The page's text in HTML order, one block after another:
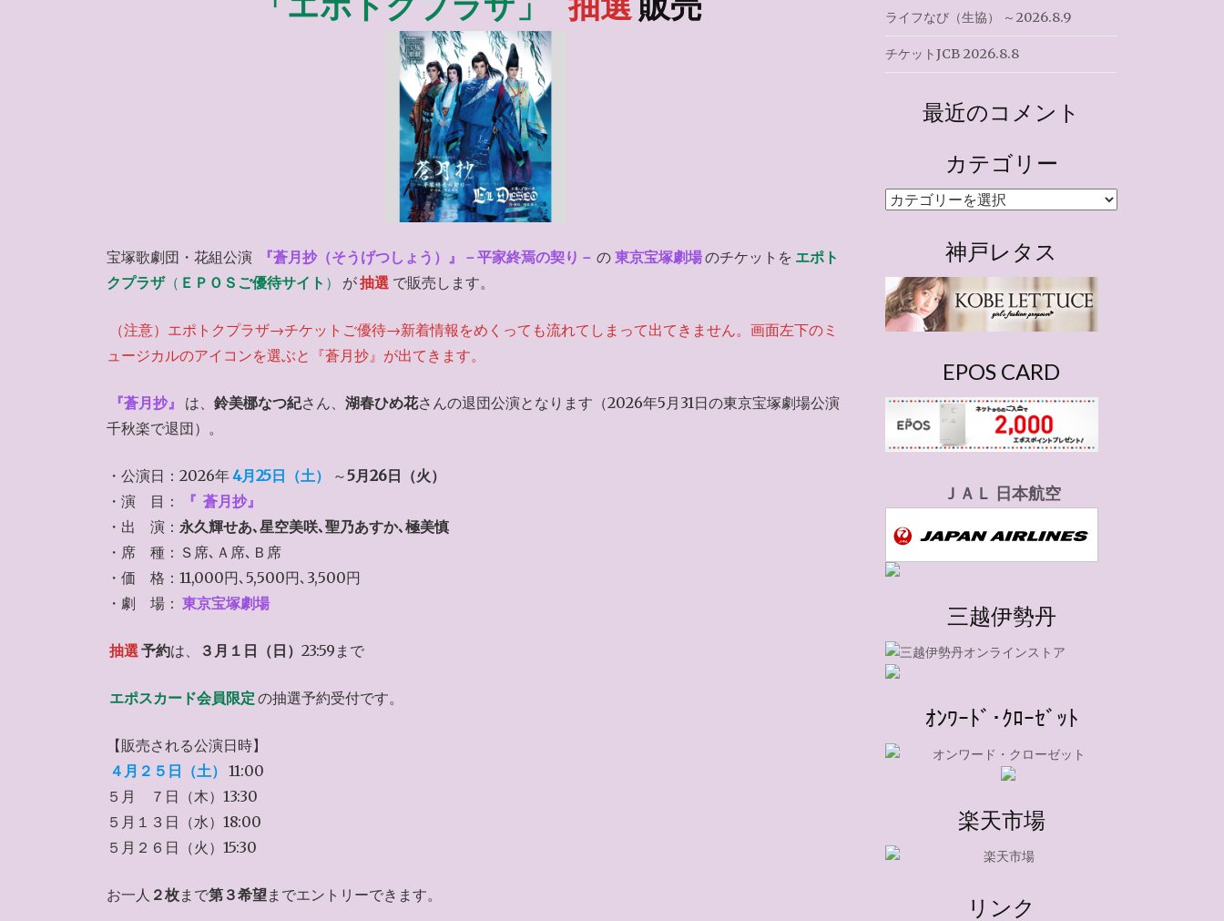
宝塚歌劇団・花組公演 『蒼月抄（そうげつしょう）』－平家終焉の契り－ の 東京宝塚劇場のチケットを エポト
クプラザ（ ＥＰＯＳご優待サイト ） が抽選 で販売します。
（注意）エポトクプラザ→チケットご優待→新着情報をめくっても流れてしまって出てきません。画面左下のミ
ュージカルのアイコンを選ぶと『蒼月抄』が出てきます。
『蒼月抄』 は、鈴美梛なつ紀さん、湖春ひめ花さんの退団公演となります（2026年5月31日の東京宝塚劇場公演
千秋楽で退団）。
・公演日：2026年4月25日（土） ～5月26日（火）
・演 目：
『 蒼月抄』
・出 演： 永久輝せあ､星空美咲､聖乃あすか､極美慎
・席 種：Ｓ席､Ａ席､Ｂ席
・価 格：11,000円､5,500円､3,500円
・劇 場： 東京宝塚劇場
抽選予約は、 ３月１日（日）23:59まで
エポスカード会員限定 の抽選予約受付です。
【販売される公演日時】
４月２５日（土）
11:00
５月 ７日（木）13:30
５月１３日（水）18:00
５月２６日（火）15:30
お一人 ２枚まで第３希望までエントリーできます。
ライフなび（生協） ～2026.8.9
チケットJCB 2026.8.8
最近のコメント
カテゴリー
カ
ー
神戸レタス
EPOS CARD
ＪＡＬ 日本航空
三越伊勢丹
ｵﾝﾜｰﾄﾞ･ｸﾛｰｾﾞｯﾄ
楽天市場
リンク